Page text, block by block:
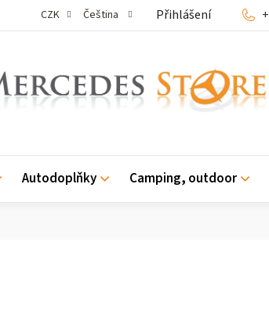
CZK Čeština Přihlášení
Autodoplňky Camping, outdoor